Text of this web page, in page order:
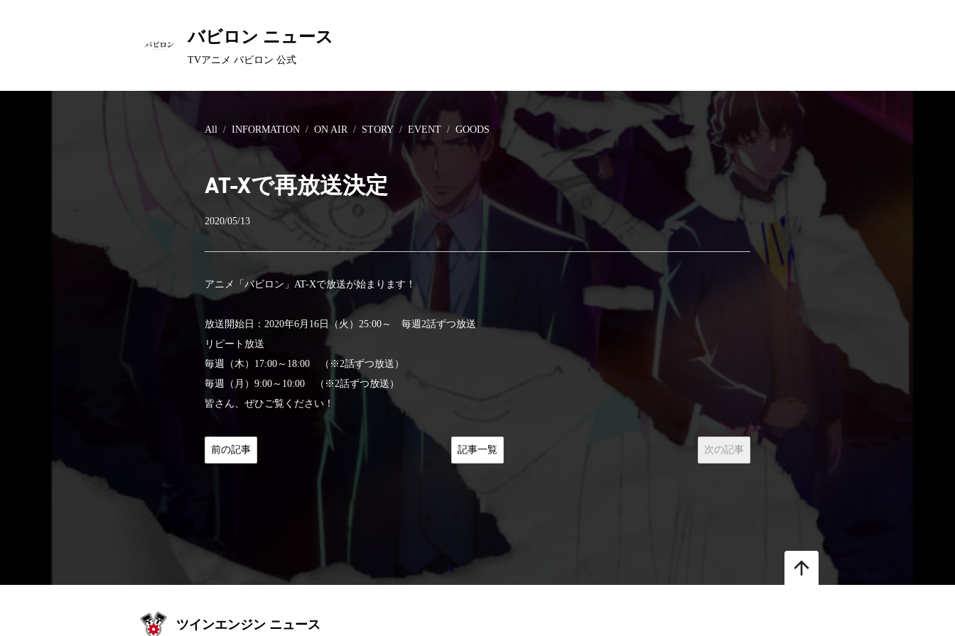
バビロン ニュース
TVアニメ バビロン 公式
All INFORMATION ON AIR STORY EVENT GOODS
AT-Xで再放送決定
2020/05/13
アニメ「バビロン」AT-Xで放送が始まります！
放送開始日：2020年6月16日（火）25:00～ 毎週2話ずつ放送
リピート放送
毎週（木）17:00～18:00 （※2話ずつ放送）
毎週（月）9:00～10:00 （※2話ずつ放送）
皆さん、ぜひご覧ください！
前の記事 記事一覧 次の記事
arrow_upward
ツインエンジン ニュース